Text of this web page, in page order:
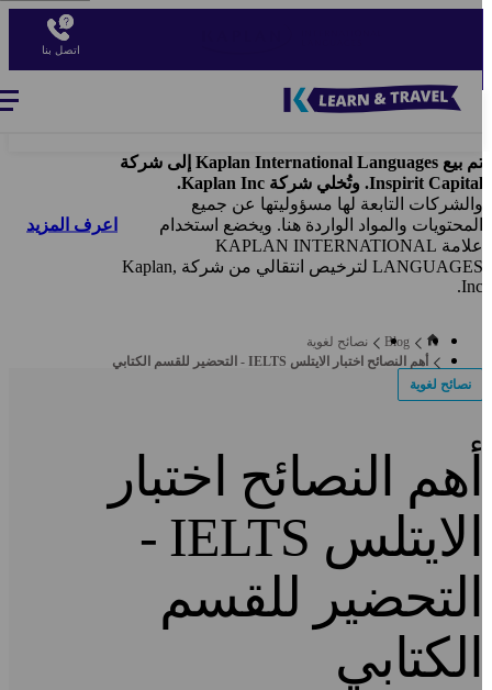
اتصل بنا
تم بيع Kaplan International Languages إلى شركة
Inspirit Capital. وتُخلي شركة Kaplan Inc.
والشركات التابعة لها مسؤوليتها عن جميع
المحتويات والمواد الواردة هنا. ويخضع استخدام
علامة KAPLAN INTERNATIONAL
LANGUAGES لترخيص انتقالي من شركة Kaplan,
Inc.
اعرف المزيد
Blog
نصائح لغوية
أهم النصائح اختبار الايتلس IELTS - التحضير للقسم الكتابي
نصائح لغوية
أهم النصائح اختبار
الايتلس IELTS -
التحضير للقسم
الكتابي